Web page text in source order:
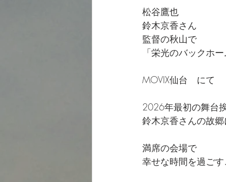
松谷鷹也
鈴木京香さん
監督の秋山で
「栄光のバックホ
MOVIX仙台　にて
2026年最初の舞台
鈴木京香さんの故
満席の会場で
幸せな時間を過ご